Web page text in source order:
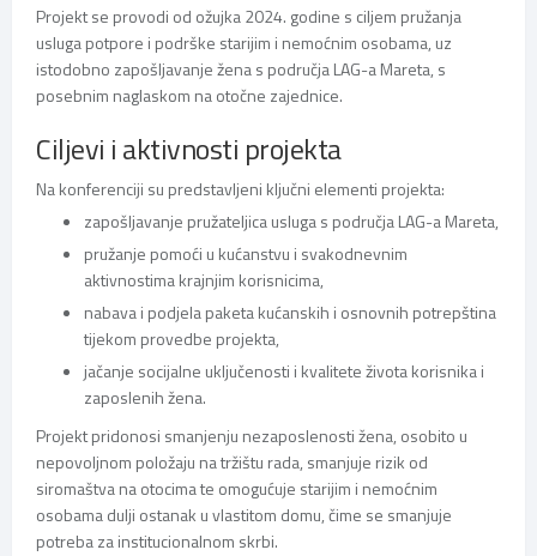
Projekt se provodi od ožujka 2024. godine s ciljem pružanja
usluga potpore i podrške starijim i nemoćnim osobama, uz
istodobno zapošljavanje žena s područja LAG-a Mareta, s
posebnim naglaskom na otočne zajednice.
Ciljevi i aktivnosti projekta
Na konferenciji su predstavljeni ključni elementi projekta:
zapošljavanje pružateljica usluga s područja LAG-a Mareta,
pružanje pomoći u kućanstvu i svakodnevnim
aktivnostima krajnjim korisnicima,
nabava i podjela paketa kućanskih i osnovnih potrepština
tijekom provedbe projekta,
jačanje socijalne uključenosti i kvalitete života korisnika i
zaposlenih žena.
Projekt pridonosi smanjenju nezaposlenosti žena, osobito u
nepovoljnom položaju na tržištu rada, smanjuje rizik od
siromaštva na otocima te omogućuje starijim i nemoćnim
osobama dulji ostanak u vlastitom domu, čime se smanjuje
potreba za institucionalnom skrbi.